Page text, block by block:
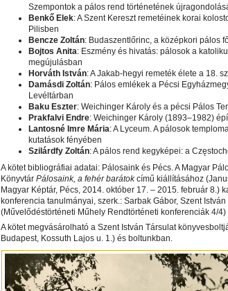
Szempontok a pálos rend történetének
Benkő Elek: A Szent Kereszt remetéinek korai
Pilisben
Bencze Zoltán: Budaszentlőrinc, a középkori pálos
Bojtos Anita: Eszmény és hivatás: pálosok a
megújulásban
Horváth István: A Jakab-hegyi remeték élete a 18.
Damásdi Zoltán: Pálos emlékek a Pécsi
Levéltárban
Baku Eszter: Weichinger Károly és a pécsi Pálos
Prakfalvi Endre: Weichinger Károly (1893–1982)
Lantosné Imre Mária: A Lyceum. A pálosok
kutatások fényében
Szilárdfy Zoltán: A pálos rend kegyképei: a
A kötet bibliográfiai adatai: Pálosaink és Pécs. A Magyar
Könyvtár Pálosaink, a fehér barátokcímű kiállításához
Magyar Képtár, Pécs, 2014. október 17. – 2015. február 8.)
konferencia tanulmányai, szerk.: Sarbak Gábor, Szent
(Művelődéstörténeti Műhely Rendtörténeti konferenciák 4/4)
A kötet megvásárolható a Szent István Társulat
Budapest, Kossuth Lajos u. 1.) és boltunkban.